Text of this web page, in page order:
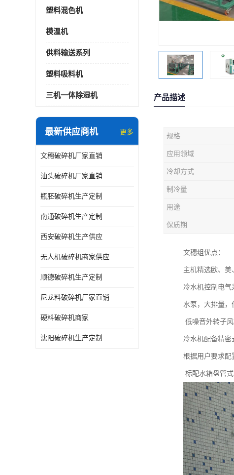
塑料混色机
模温机
供料输送系列
塑料吸料机
三机一体除湿机
最新供应商机 更多
文穗破碎机厂家直销
汕头破碎机厂家直销
瓶胚破碎机生产定制
南通破碎机生产定制
西安破碎机生产供应
无人机破碎机商家供应
顺德破碎机生产定制
尼龙料破碎机厂家直销
硬料破碎机商家
沈阳破碎机生产定制
产品描述
规格
应用领域
冷却方式
制冷量
用途
保质期
文穗组优点：
主机精选欧、美
冷水机控制电气
水泵，大排量，
低噪音外转子
冷水机配备精
根据用户要求配
标配水箱盘管